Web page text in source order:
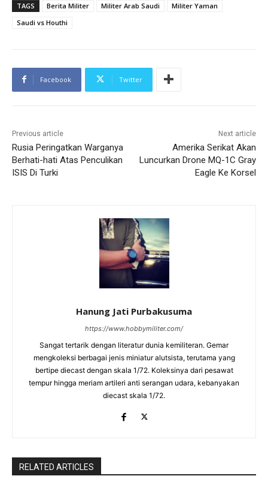
TAGS Berita Militer Militer Arab Saudi
Militer Yaman
Saudi vs Houthi
Facebook Twitter
Previous article
Rusia Peringatkan Warganya
Berhati-hati Atas Penculikan
ISIS Di Turki
Next article
Amerika Serikat Akan
Luncurkan Drone MQ-1C Gray
Eagle Ke Korsel
Hanung Jati Purbakusuma
https://www.hobbymiliter.com/
Sangat tertarik dengan literatur dunia kemiliteran. Gemar
mengkoleksi berbagai jenis miniatur alutsista, terutama yang
bertipe diecast dengan skala 1/72. Koleksinya dari pesawat
tempur hingga meriam artileri anti serangan udara, kebanyakan
diecast skala 1/72.
RELATED ARTICLES